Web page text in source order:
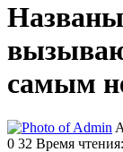
самым
0 32 Время